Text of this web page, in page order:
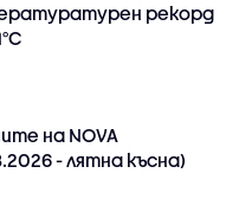
рекорд
на NOVA
- лятна късна)